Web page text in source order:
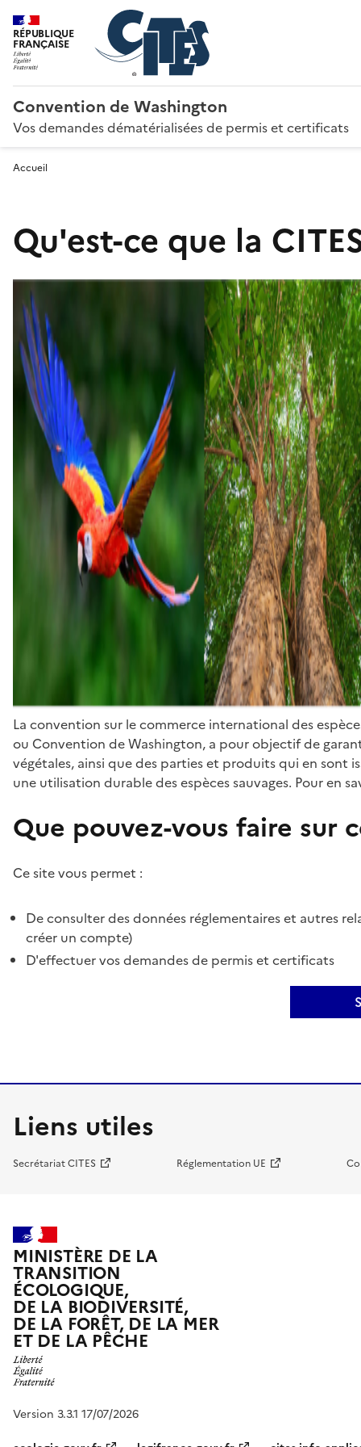
RÉPUBLIQUE
FRANÇAISE
Convention de Washington
Vos demandes dématérialisées de permis et certificats
Accueil
Qu'est-ce que la
La convention sur le commerce international des
ou Convention de Washington, a pour objectif de
végétales, ainsi que des parties et produits qui en sont
une utilisation durable des espèces sauvages. Pour en
Que pouvez-vous faire sur
Ce site vous permet :
De consulter des données réglementaires et autres
créer un compte)
D'effectuer vos demandes de permis et certificats
Liens utiles
Secrétariat CITES Réglementation UE
MINISTÈRE DE LA
TRANSITION
ÉCOLOGIQUE,
DE LA BIODIVERSITÉ,
DE LA FORÊT, DE LA MER
ET DE LA PÊCHE
Version 3.3.1 17/07/2026